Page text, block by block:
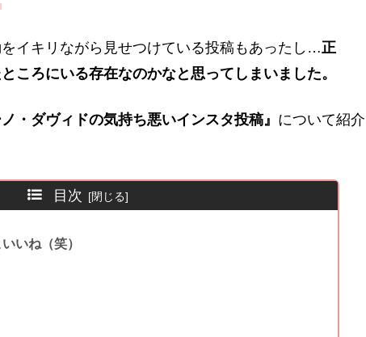
イキリながら見せつけている投稿もあったし…正
ころにいる存在なのかなと思ってしまいました。
ノ・ダヴィドの気持ち悪いインスタ投稿』 について紹介
目次
いね（笑）